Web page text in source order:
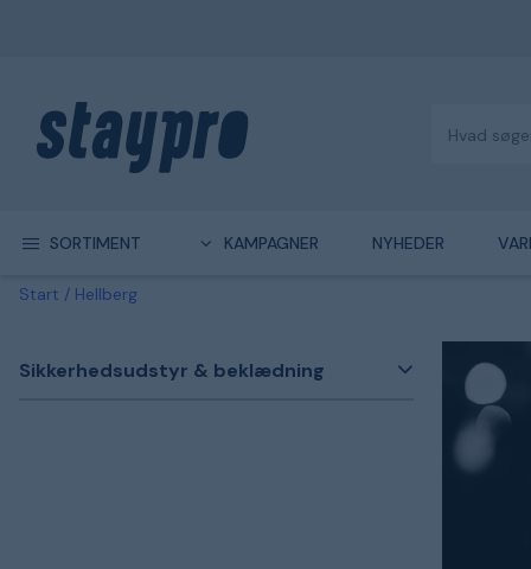
SORTIMENT KAMPAGNER NYHEDER
Start Hellberg
Sikkerhedsudstyr & beklædning